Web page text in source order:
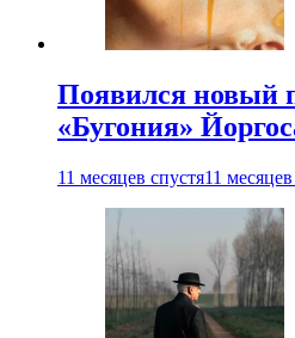
Появился новый
«Бугония»
11 месяцев спустя11